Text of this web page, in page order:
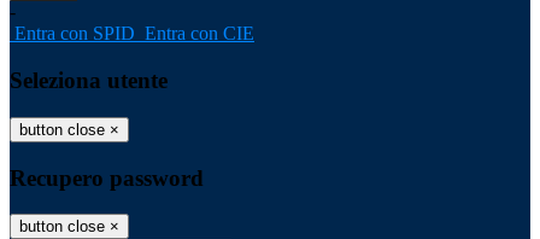
-
Entra con SPID Entra con CIE
Seleziona utente
button close ×
Recupero password
button close ×